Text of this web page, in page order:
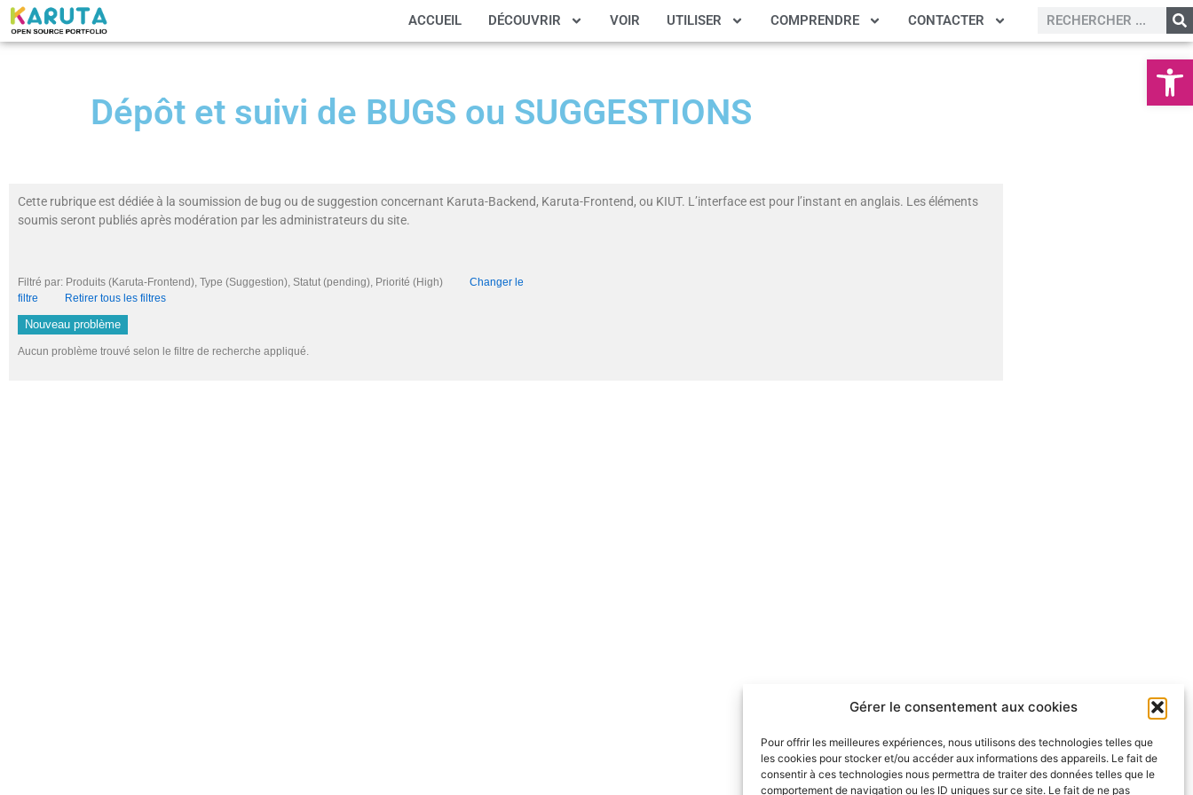
Ouvrir
Gérer le consentement aux cookies
Pour offrir les meilleures expériences, nous utilisons des technologies telles que
les cookies pour stocker et/ou accéder aux informations des appareils. Le fait de
consentir à ces technologies nous permettra de traiter des données telles que le
comportement de navigation ou les ID uniques sur ce site. Le fait de ne pas
ACCUEIL DÉCOUVRIR VOIR UTILISER COMPRENDRE CONTACTER
Dépôt et suivi de BUGS ou SUGGESTIONS
Cette rubrique est dédiée à la soumission de bug ou de suggestion concernant Karuta-Backend, Karuta-Frontend, ou KIUT. L’interface est pour l’instant en anglais. Les éléments
soumis seront publiés après modération par les administrateurs du site.
Filtré par: Produits (Karuta-Frontend), Type (Suggestion), Statut (pending), Priorité (High) Changer le
filtre
Retirer tous les filtres
Nouveau problème
Aucun problème trouvé selon le filtre de recherche appliqué.